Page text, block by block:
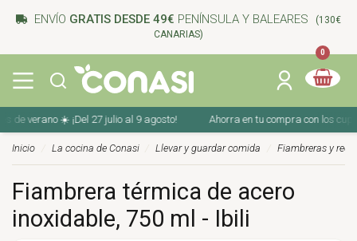
ENVÍO GRATIS DESDE 49€ PENÍNSULA Y BALEARES
(130€
CANARIAS)
0
verano ☀️ ¡Del 27 julio al 9 agosto! Ahorra en tu compra con los
Inicio La cocina de Conasi Llevar y guardar comida Fiambreras y
Fiambrera térmica de acero
inoxidable, 750 ml - Ibili